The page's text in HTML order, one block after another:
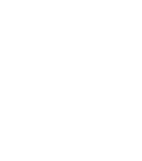
voor dagelijks
ondersteunt bij een